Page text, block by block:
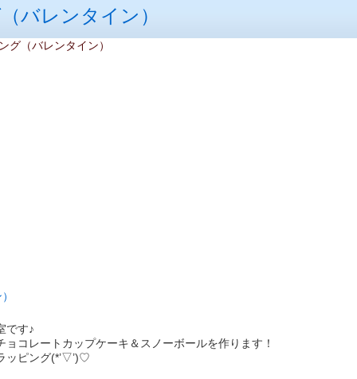
バレンタイン）
グ（バレンタイン）
です♪
コレートカップケーキ＆スノーボールを作ります！
ッピング(*’▽’)♡